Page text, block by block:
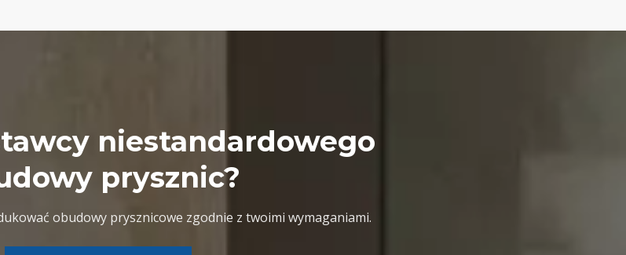
niestandardowego
prysznic?
obudowy prysznicowe zgodnie z twoimi wymaganiami.